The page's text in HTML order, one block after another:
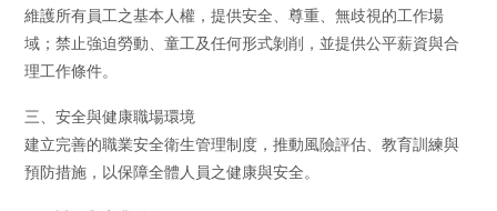
維護所有員工之基本人權，提供安全、尊重、無歧視的工作場
域；禁止強迫勞動、童工及任何形式剝削，並提供公平薪資與合
理工作條件。
三、安全與健康職場環境
建立完善的職業安全衛生管理制度，推動風險評估、教育訓練與
預防措施，以保障全體人員之健康與安全。